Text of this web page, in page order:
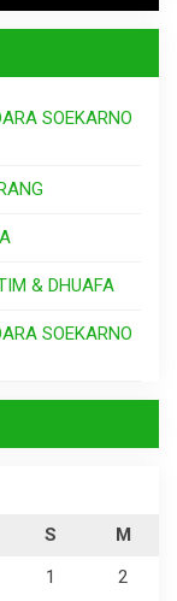
SOEKARNO
& DHUAFA
SOEKARNO
S
M
1
2